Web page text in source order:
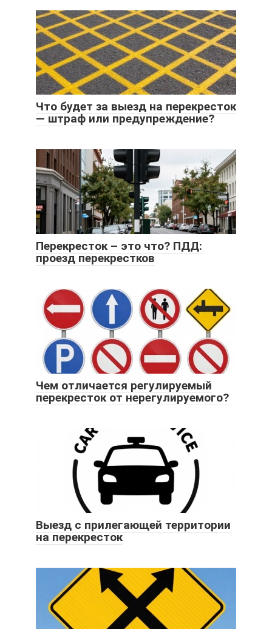
Что будет за выезд на перекресток
— штраф или предупреждение?
Перекресток – это что? ПДД:
проезд перекрестков
Чем отличается регулируемый
перекресток от нерегулируемого?
Выезд с прилегающей территории
на перекресток